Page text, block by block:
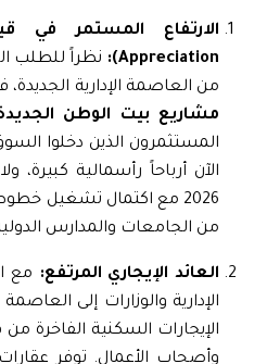
Appreciation):
نظراً للطلب
من العاصمة الإدارية الجديدة، فإن
مشاريع بيت الوطن الجديدة
المستثمرون الذين دخلوا السوق في
الآن أرباحاً رأسمالية كبيرة، ولا
2026 مع اكتمال تشغيل خطوط
من الجامعات والمدارس الدولية
العائد الإيجاري المرتفع:مع
الإدارية والوزارات إلى العاصمة
الإيجارات السكنية الفاخرة من
وأصحاب الأعمال. توفر عقارات بيت